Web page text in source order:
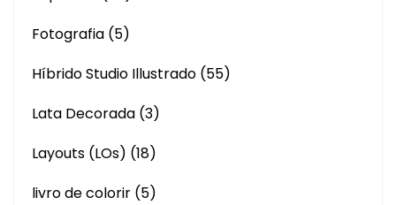
Fotografia (5)
Híbrido Studio Illustrado (55)
Lata Decorada (3)
Layouts (LOs) (18)
livro de colorir (5)